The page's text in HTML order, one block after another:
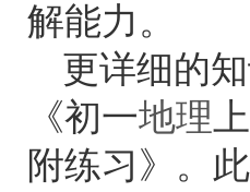
解能力。
更详细的
《初一地理
附练习》。